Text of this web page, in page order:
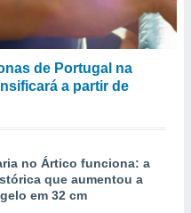
de Portugal na
a partir de
no Ártico funciona: a
que aumentou a
em 32 cm